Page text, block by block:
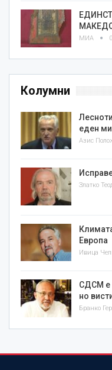
МИА
Колумни
еден
Азис
Европа
Ивица
СДСМ е
но
Бранко